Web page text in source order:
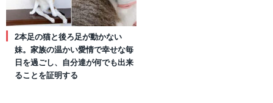
2本足の猫と後ろ足が動かない
妹。家族の温かい愛情で幸せな毎
日を過ごし、自分達が何でも出来
ることを証明する